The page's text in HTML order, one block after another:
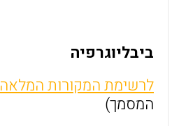
ביבליוגרפיה
לרשימת המקורות המלאה
המסמך)